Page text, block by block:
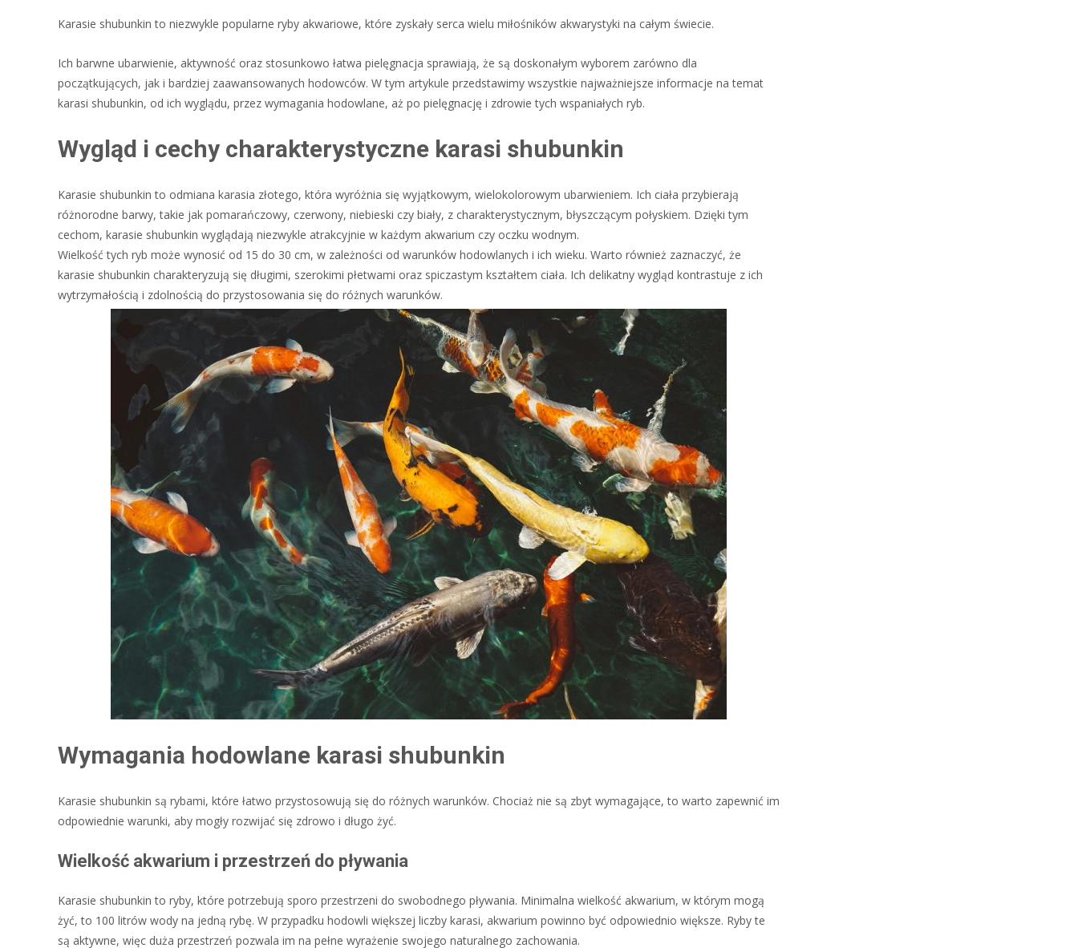
Karasie shubunkin to niezwykle popularne ryby akwariowe, które zyskały serca wielu miłośników akwarystyki na całym świecie.
Ich barwne ubarwienie, aktywność oraz stosunkowo łatwa pielęgnacja sprawiają, że są doskonałym wyborem zarówno dla
początkujących, jak i bardziej zaawansowanych hodowców. W tym artykule przedstawimy wszystkie najważniejsze informacje na temat
karasi shubunkin, od ich wyglądu, przez wymagania hodowlane, aż po pielęgnację i zdrowie tych wspaniałych ryb.
Wygląd i cechy charakterystyczne karasi shubunkin
Karasie shubunkin to odmiana karasia złotego, która wyróżnia się wyjątkowym, wielokolorowym ubarwieniem. Ich ciała przybierają
różnorodne barwy, takie jak pomarańczowy, czerwony, niebieski czy biały, z charakterystycznym, błyszczącym połyskiem. Dzięki tym
cechom, karasie shubunkin wyglądają niezwykle atrakcyjnie w każdym akwarium czy oczku wodnym.
Wielkość tych ryb może wynosić od 15 do 30 cm, w zależności od warunków hodowlanych i ich wieku. Warto również zaznaczyć, że
karasie shubunkin charakteryzują się długimi, szerokimi płetwami oraz spiczastym kształtem ciała. Ich delikatny wygląd kontrastuje z ich
wytrzymałością i zdolnością do przystosowania się do różnych warunków.
Wymagania hodowlane karasi shubunkin
Karasie shubunkin są rybami, które łatwo przystosowują się do różnych warunków. Chociaż nie są zbyt wymagające, to warto zapewnić im
odpowiednie warunki, aby mogły rozwijać się zdrowo i długo żyć.
Wielkość akwarium i przestrzeń do pływania
Karasie shubunkin to ryby, które potrzebują sporo przestrzeni do swobodnego pływania. Minimalna wielkość akwarium, w którym mogą
żyć, to 100 litrów wody na jedną rybę. W przypadku hodowli większej liczby karasi, akwarium powinno być odpowiednio większe. Ryby te
są aktywne, więc duża przestrzeń pozwala im na pełne wyrażenie swojego naturalnego zachowania.